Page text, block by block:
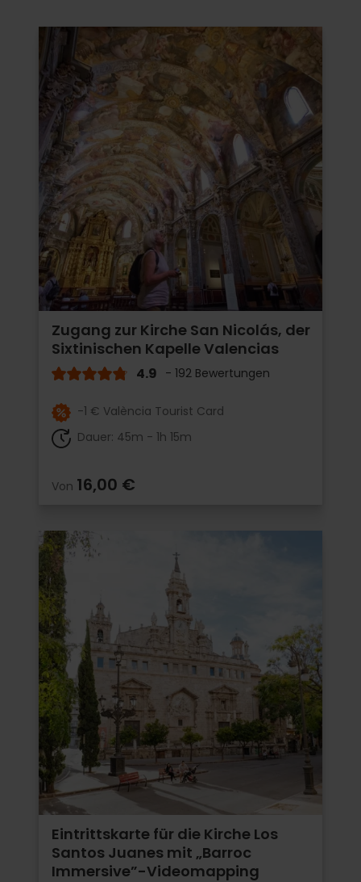
Zugang zur Kirche San Nicolás, der
Sixtinischen Kapelle Valencias
4.9 - 192 Bewertungen
-1 € València Tourist Card
Dauer: 45m - 1h 15m
Von 16,00 €
Eintrittskarte für die Kirche Los
Santos Juanes mit „Barroc
Immersive”-Videomapping